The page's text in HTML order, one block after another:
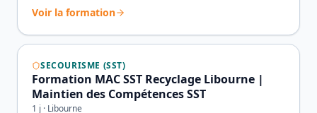
Voir la formation
SECOURISME (SST)
Formation MAC SST Recyclage Libourne |
Maintien des Compétences SST
1 j · Libourne